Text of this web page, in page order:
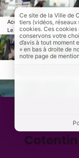
Accueil Culture et loisirs
Le muséum Emmanuel Liais
Histoire
AddToAny (share) est
Le
Liais à
Cotentin
Ce site de la Ville de
tiers (vidéos,
cookies. Ces cookies
conservons votre
d’avis à tout moment
» en bas à droite de
notre page de